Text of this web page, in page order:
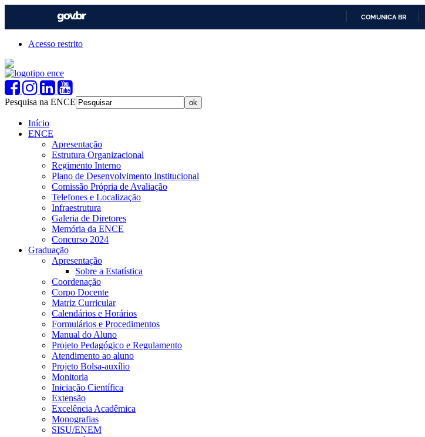
COMUNICA BR
Acesso restrito
Pesquisa na ENCE
Início
ENCE
Apresentação
Estrutura Organizacional
Regimento Interno
Plano de Desenvolvimento Institucional
Comissão Própria de Avaliação
Telefones e Localização
Infraestrutura
Galeria de Diretores
Memória da ENCE
Concurso 2024
Graduação
Apresentação
Sobre a Estatística
Coordenação
Corpo Docente
Matriz Curricular
Calendários e Horários
Formulários e Procedimentos
Manual do Aluno
Projeto Pedagógico e Regulamento
Atendimento ao aluno
Projeto Bolsa-auxílio
Monitoria
Iniciação Científica
Extensão
Excelência Acadêmica
Monografias
SISU/ENEM